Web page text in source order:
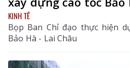
KINH TẾ
Bọp Ban Chỉ đạo thực hiện
Bảo Hà - Lai Châu